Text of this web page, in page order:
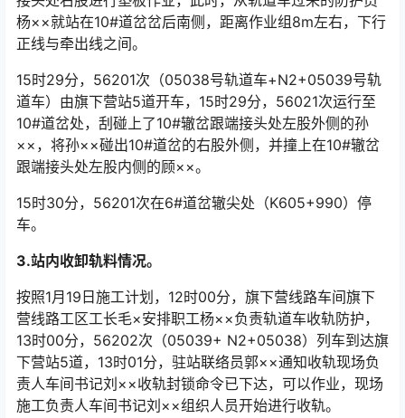
杨××就站在10#道岔岔后南侧，距离作业组8m左右，下行
正线与牵出线之间。󠅅󠅃󠄵󠅂󠄪󠇖󠆨󠆨󠇕󠆞󠆒󠅬󠇘󠆭󠆘󠇙󠆝󠅵󠇗󠆭󠆁󠄐󠇗󠅹󠅸󠇖󠆍󠅳󠇖󠅹󠅰󠇖󠆌󠅹
15时29分，56201次（05038号轨道车+N2+05039号轨
道车）由旗下营站5道开车，15时29分，56021次运行至
10#道岔处，刮碰上了10#辙岔跟端接头处左股外侧的孙
××，将孙××碰出10#道岔的右股外侧，并撞上在10#辙岔
跟端接头处左股内侧的顾××。󠅅󠅃󠄵󠅂󠄪󠇖󠆨󠆨󠇕󠆞󠆒󠅬󠇘󠆭󠆘󠇙󠆝󠅵󠇗󠆭󠆁󠄐󠇗󠅹󠅸󠇖󠆍󠅳󠇖󠅹󠅰󠇖󠆌󠅹
15时30分，56201次在6#道岔辙尖处（K605+990）停
车。
3.站内收卸轨料情况。
按照1月19日施工计划，12时00分，旗下营线路车间旗下
营线路工区工长毛×安排职工杨××负责轨道车收轨防护，
13时00分，56202次（05039+ N2+05038）列车到达旗
下营站5道，13时01分，驻站联络员郭××通知收轨现场负
责人车间书记刘××收轨封锁命令已下达，可以作业，现场
施工负责人车间书记刘××组织人员开始进行收轨。󠅅󠅃󠄵󠅂󠄪󠇖󠆨󠆨󠇕󠆞󠆒󠅬󠇘󠆭󠆘󠇙󠆝󠅵󠇗󠆭󠆁󠄐󠇗󠅹󠅸󠇖󠆍󠅳󠇖󠅹󠅰󠇖󠆌󠅹